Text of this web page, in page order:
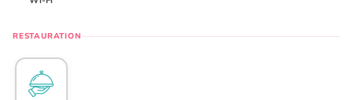
RESTAURATION